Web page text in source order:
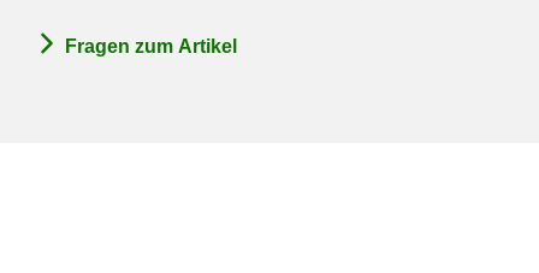
Fragen zum Artikel